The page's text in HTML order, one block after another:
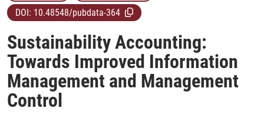
DOI: 10.48548/pubdata-364
Sustainability Accounting:
Towards Improved Information
Management and Management
Control